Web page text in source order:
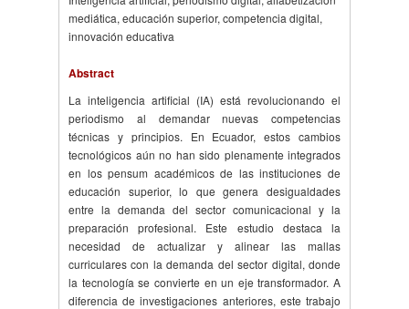
mediática, educación superior, competencia digital,
innovación educativa
Abstract
La inteligencia artificial (IA) está revolucionando el
periodismo al demandar nuevas competencias
técnicas y principios. En Ecuador, estos cambios
tecnológicos aún no han sido plenamente integrados
en los pensum académicos de las instituciones de
educación superior, lo que genera desigualdades
entre la demanda del sector comunicacional y la
preparación profesional. Este estudio destaca la
necesidad de actualizar y alinear las mallas
curriculares con la demanda del sector digital, donde
la tecnología se convierte en un eje transformador. A
diferencia de investigaciones anteriores, este trabajo